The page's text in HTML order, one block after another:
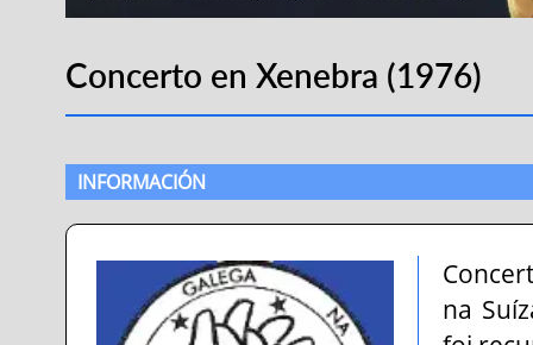
Concerto en Xenebra (1976)
INFORMACIÓN
na